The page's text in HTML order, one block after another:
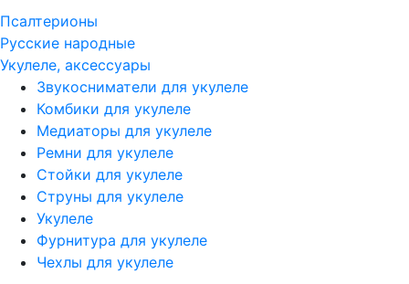
Псалтерионы
Русские народные
Укулеле, аксессуары
Звукосниматели для укулеле
Комбики для укулеле
Медиаторы для укулеле
Ремни для укулеле
Стойки для укулеле
Струны для укулеле
Укулеле
Фурнитура для укулеле
Чехлы для укулеле